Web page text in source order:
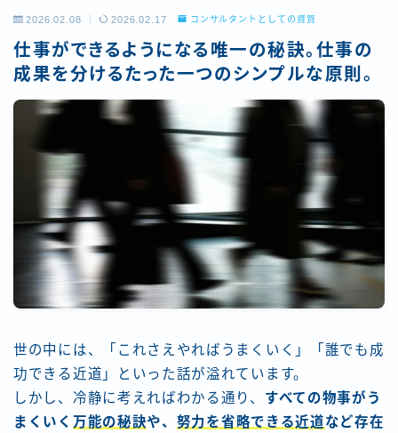
2026.02.08 2026.02.17 コンサルタントとしての資質
仕事ができるようになる唯一の秘訣。仕事の
成果を分けるたった一つのシンプルな原則。
世の中には、「これさえやればうまくいく」「誰でも成
功できる近道」といった話が溢れています。
しかし、冷静に考えればわかる通り、 すべての物事がう
まくいく 万能の秘訣や、 努力を省略できる近道など存在